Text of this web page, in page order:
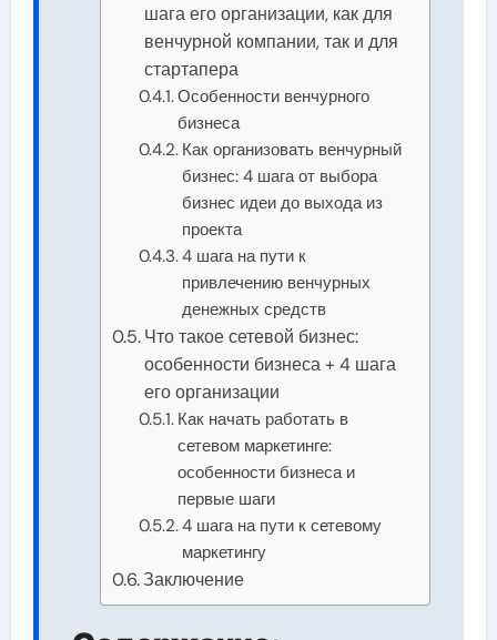
шага его организации, как для
венчурной компании, так и для
стартапера
Особенности венчурного
бизнеса
Как организовать венчурный
бизнес: 4 шага от выбора
бизнес идеи до выхода из
проекта
4 шага на пути к
привлечению венчурных
денежных средств
Что такое сетевой бизнес:
особенности бизнеса + 4 шага
его организации
Как начать работать в
сетевом маркетинге:
особенности бизнеса и
первые шаги
4 шага на пути к сетевому
маркетингу
Заключение